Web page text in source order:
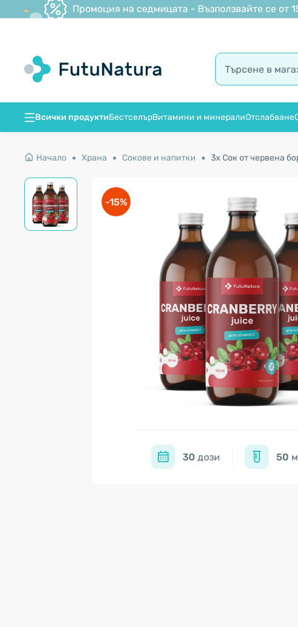
Промоция на седмицата - Възползвайте се от
Всички продуктиБестселърВитамини и минералиОтслабване
Начало Храна Сокове и напитки 3x Сок от червена
-15%
30 дози 50